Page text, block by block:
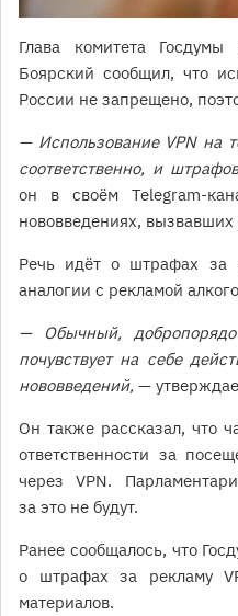
Глава комитета
Боярский сообщил, что
России не запрещено,
— Использование VPN на
соответственно, и
он в своём Telegram-
нововведениях, вызвавших
Речь идёт о штрафах за
аналогии с рекламой
— Обычный,
почувствует на себе
нововведений, —
Он также рассказал, что
ответственности за
через VPN.
за это не будут.
Ранее сообщалось, что
о штрафах за рекламу
материалов.